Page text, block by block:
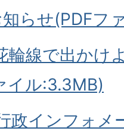
らせ(PDFフ
輪線で出かけ
イル:3.3MB)
政インフォメ